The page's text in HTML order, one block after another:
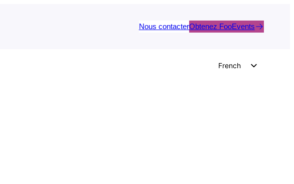
Nous contacterObtenez FooEvents
French